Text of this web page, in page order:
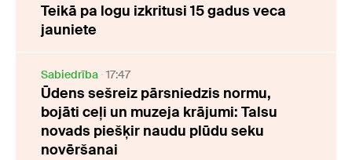
Teikā pa logu izkritusi 15 gadus veca
jauniete
Sabiedrība 17:47
Ūdens sešreiz pārsniedzis normu,
bojāti ceļi un muzeja krājumi: Talsu
novads piešķir naudu plūdu seku
novēršanai